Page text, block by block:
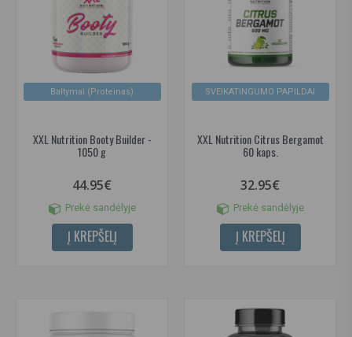
Baltymai (Proteinas)
XXL Nutrition Booty Builder -
1050 g
44.95€
Prekė sandėlyje
Į KREPŠELĮ
SVEIKATINGUMO PAPILDAI
XXL Nutrition Citrus Bergamot
60 kaps.
32.95€
Prekė sandėlyje
Į KREPŠELĮ